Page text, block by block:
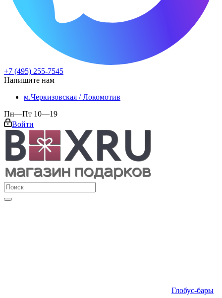
+7 (495) 255-7545
Напишите нам
м.Черкизовская / Локомотив
Пн—Пт 10—19
Войти
Глобус-бары